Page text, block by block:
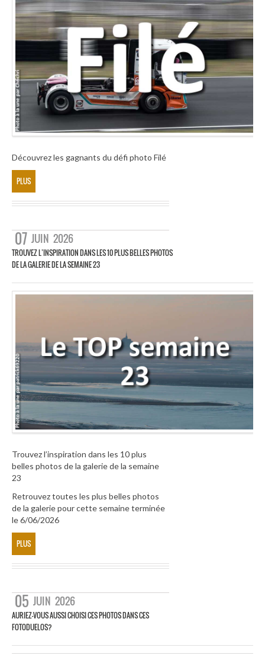
Découvrez les gagnants du défi photo Filé
PLUS
07 JUIN 2026
TROUVEZ L’INSPIRATION DANS LES 10 PLUS BELLES PHOTOS
DE LA GALERIE DE LA SEMAINE 23
Trouvez l’inspiration dans les 10 plus
belles photos de la galerie de la semaine
23
Retrouvez toutes les plus belles photos
de la galerie pour cette semaine terminée
le 6/06/2026
PLUS
05 JUIN 2026
AURIEZ-VOUS AUSSI CHOISI CES PHOTOS DANS CES
FOTODUELOS?